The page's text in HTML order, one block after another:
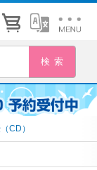
CD）